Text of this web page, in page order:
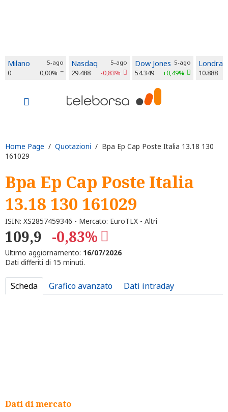
Milano 5-ago
0 0,00%
Nasdaq 5-ago
29.488 -0,83%
Dow Jones 5-ago
54.349 +0,49%
Londra
10.888
Home Page / Quotazioni / Bpa Ep Cap Poste Italia 13.18 130
161029
Bpa Ep Cap Poste Italia
13.18 130 161029
ISIN: XS2857459346 - Mercato: EuroTLX - Altri
109,9 -0,83%
Ultimo aggiornamento: 16/07/2026
Dati differiti di 15 minuti.
Scheda Grafico avanzato Dati intraday
Dati di mercato